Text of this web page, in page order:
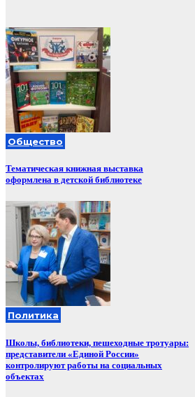
Общество
Тематическая книжная выставка
оформлена в детской библиотеке
Политика
Школы, библиотеки, пешеходные тротуары:
представители «Единой России»
контролируют работы на социальных
объектах